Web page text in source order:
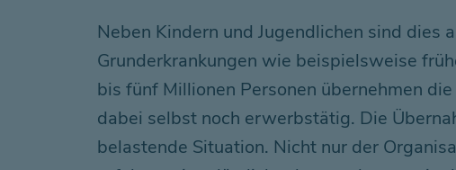
Neben Kindern und Jugendlichen sind
Grunderkrankungen wie beispielsweise
bis fünf Millionen Personen übernehmen
dabei selbst noch erwerbstätig. Die
belastende Situation. Nicht nur der